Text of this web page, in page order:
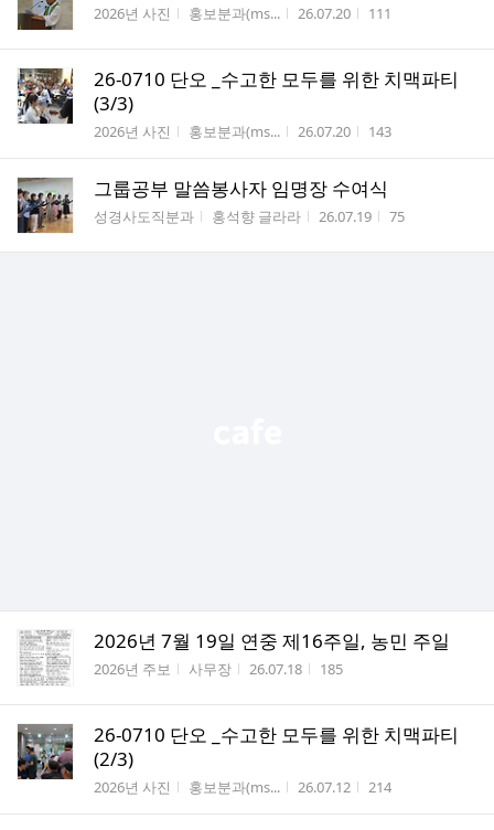
게시판명
2026년 사진 작성자
홍보분과(ms... 작성시간
26.07.20 조회수
111
26-0710 단오 _수고한 모두를 위한 치맥파티
(3/3)
게시판명
2026년 사진 작성자
홍보분과(ms... 작성시간
26.07.20 조회수
143
그룹공부 말씀봉사자 임명장 수여식
게시판명
성경사도직분과 작성자
홍석향 글라라 작성시간
26.07.19 조회수
75
2026년 7월 19일 연중 제16주일, 농민 주일
게시판명
2026년 주보 작성자
사무장 작성시간
26.07.18 조회수
185
26-0710 단오 _수고한 모두를 위한 치맥파티
(2/3)
게시판명
2026년 사진 작성자
홍보분과(ms... 작성시간
26.07.12 조회수
214